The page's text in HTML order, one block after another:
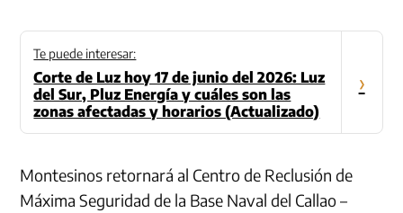
Te puede interesar:
Corte de Luz hoy 17 de junio del 2026: Luz
del Sur, Pluz Energía y cuáles son las
zonas afectadas y horarios (Actualizado)
›
Montesinos retornará al Centro de Reclusión de
Máxima Seguridad de la Base Naval del Callao –